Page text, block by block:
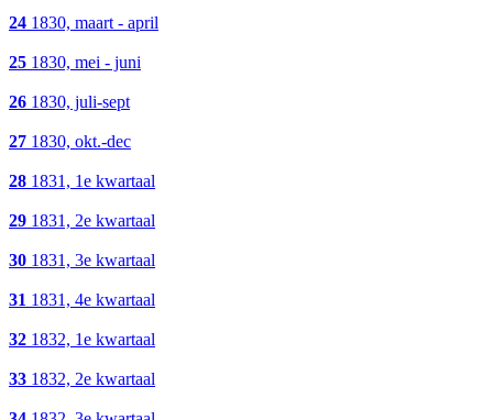
24 1830, maart - april
25 1830, mei - juni
26 1830, juli-sept
27 1830, okt.-dec
28 1831, 1e kwartaal
29 1831, 2e kwartaal
30 1831, 3e kwartaal
31 1831, 4e kwartaal
32 1832, 1e kwartaal
33 1832, 2e kwartaal